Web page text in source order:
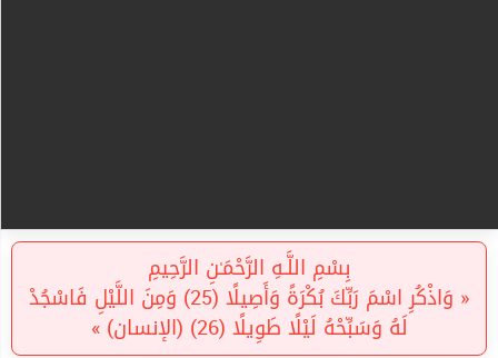
بِسْمِ اللَّـهِ الرَّحْمَـٰنِ الرَّحِيمِ
« وَاذْكُرِ اسْمَ رَبِّكَ بُكْرَةً وَأَصِيلًا (25) وَمِنَ اللَّيْلِ فَاسْجُدْ
لَهُ وَسَبِّحْهُ لَيْلًا طَوِيلًا (26) (الإنسان) »